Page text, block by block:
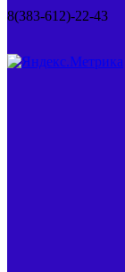
8(383-612)-22-43